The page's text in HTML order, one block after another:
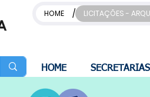
HOME / LICITAÇÕES -
HOME SECRETARIAS